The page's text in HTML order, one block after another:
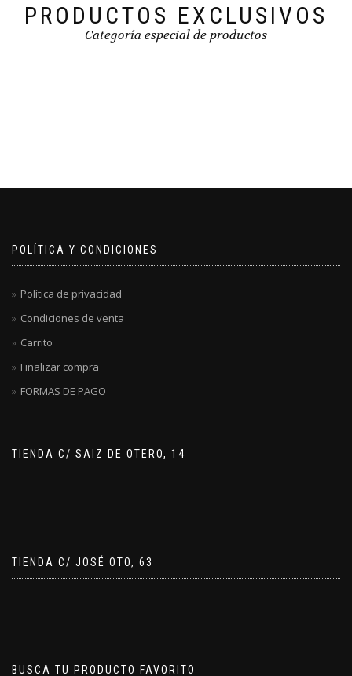
PRODUCTOS EXCLUSIVOS
Categoría especial de productos
POLÍTICA Y CONDICIONES
Política de privacidad
Condiciones de venta
Carrito
Finalizar compra
FORMAS DE PAGO
TIENDA C/ SAIZ DE OTERO, 14
TIENDA C/ JOSÉ OTO, 63
BUSCA TU PRODUCTO FAVORITO